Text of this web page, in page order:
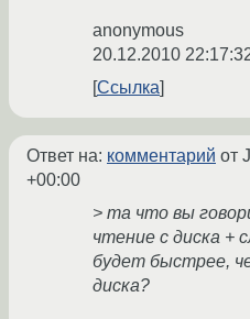
anonymous
20.12.2010
Ссылка
Ответ на: комментарий от
+00:00
> та что вы
чтение с диска +
будет быстрее,
диска?